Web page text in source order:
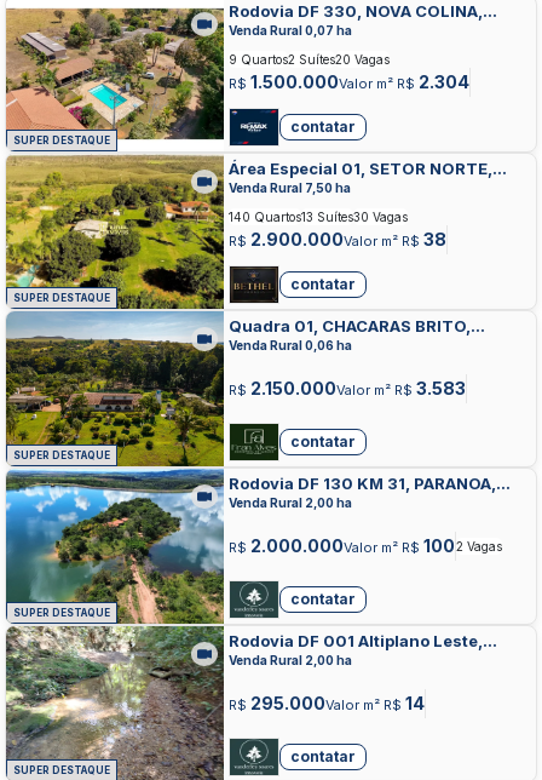
SUPER DESTAQUE
Rodovia DF 330, NOVA COLINA,
SOBRADINHO
Venda Rural 0,07 ha
R$ 1.500.000Valor m² R$ 2.304
9 Quartos2 Suítes20 Vagas
contatar
SUPER DESTAQUE
Área Especial 01, SETOR NORTE,
BRAZLANDIA
Venda Rural 7,50 ha
R$ 2.900.000Valor m² R$ 38
140 Quartos13 Suítes30 Vagas
contatar
SUPER DESTAQUE
Quadra 01, CHACARAS BRITO,
LUZIANIA
Venda Rural 0,06 ha
R$ 2.150.000Valor m² R$ 3.583
contatar
SUPER DESTAQUE
Rodovia DF 130 KM 31, PARANOA,
PARANOA
Venda Rural 2,00 ha
R$ 2.000.000Valor m² R$ 1002 Vagas
contatar
SUPER DESTAQUE
Rodovia DF 001 Altiplano Leste,
ALTIPLANO LESTE, BRASILIA
Venda Rural 2,00 ha
R$ 295.000Valor m² R$ 14
contatar